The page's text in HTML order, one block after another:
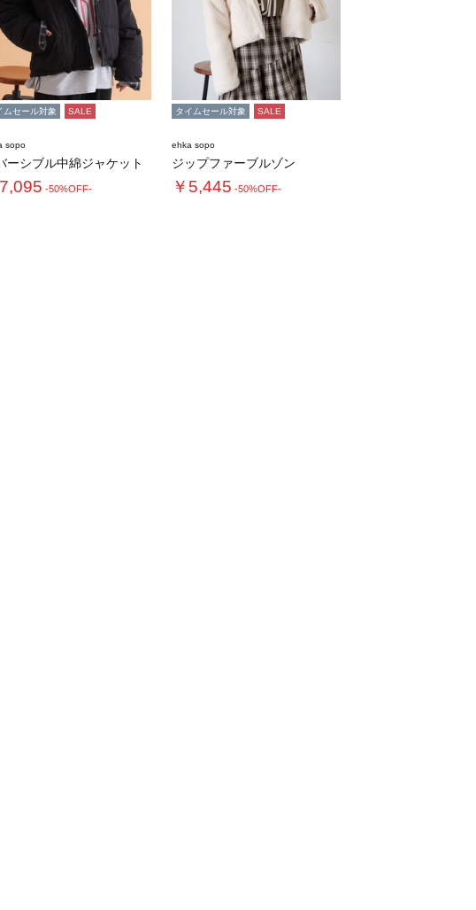
ムセール対象 SALE
sopo
ーシブル中綿ジャケット
-50%OFF-
タイムセール対象 SALE
ehka sopo
ジップファーブルゾン
￥5,445 -50%OFF-